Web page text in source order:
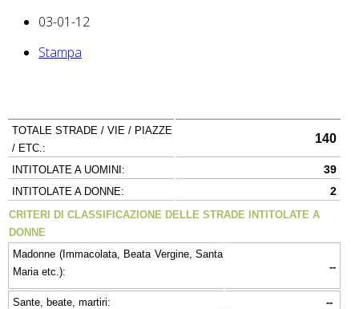
03-01-12
Stampa
TOTALE STRADE / VIE / PIAZZE
/ ETC.:
140
INTITOLATE A UOMINI: 39
INTITOLATE A DONNE: 2
CRITERI DI CLASSIFICAZIONE DELLE STRADE INTITOLATE A
DONNE
Madonne (Immacolata, Beata Vergine, Santa
Maria etc.):
--
Sante, beate, martiri:
--